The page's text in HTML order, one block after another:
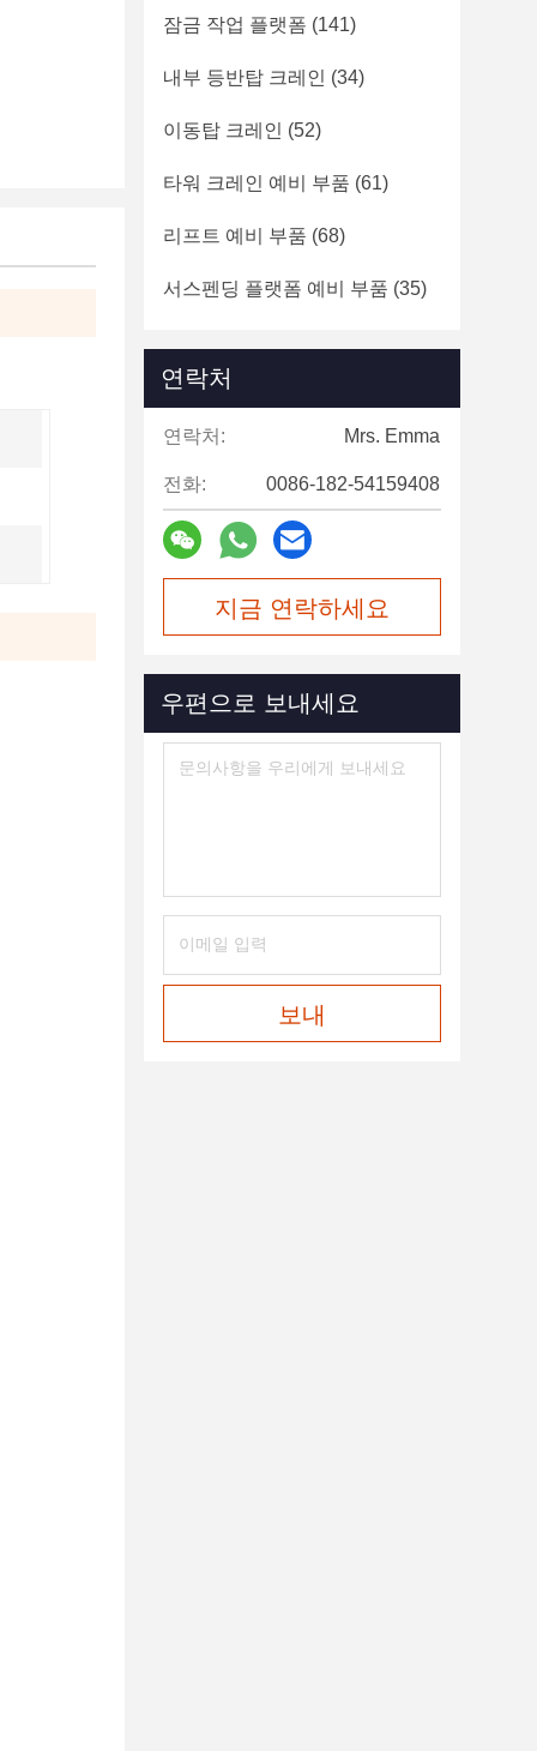
잠금 작업 플랫폼 (141)
내부 등반탑 크레인 (34)
이동탑 크레인 (52)
타워 크레인 예비 부품 (61)
리프트 예비 부품 (68)
서스펜딩 플랫폼 예비 부품 (35)
연락처
연락처: Mrs. Emma
전화: 0086-182-54159408
지금 연락하세요
우편으로 보내세요
보내